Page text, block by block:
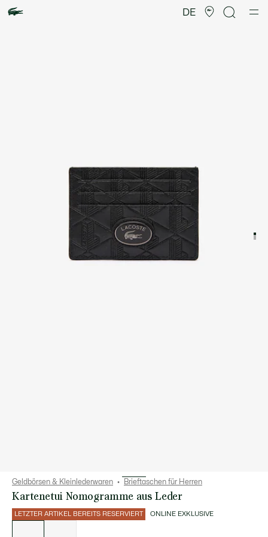
DE
Geldbörsen & Kleinlederwaren Brieftaschen für Herren
Kartenetui Nomogramme aus Leder
LETZTER ARTIKEL BEREITS RESERVIERT ONLINE EXKLUSIVE